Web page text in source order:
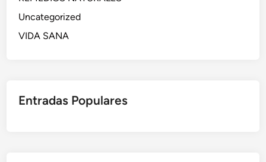
Uncategorized
VIDA SANA
Entradas Populares